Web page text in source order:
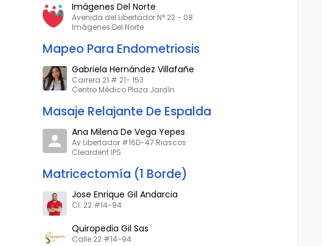
Imágenes Del Norte
Avenida del Libertador N° 22 - 08
Imágenes Del Norte
Mapeo Para Endometriosis
Gabriela Hernández Villafañe
Carrera 21 # 21- 153
Centro Médico Plaza Jardín
Masaje Relajante De Espalda
Ana Milena De Vega Yepes
Av Libertador #16D-47 Riascos
Cleardent IPS
Matricectomía (1 Borde)
Jose Enrique Gil Andarcia
Cl. 22 #14-94
Quiropedia Gil Sas
Calle 22 #14-94